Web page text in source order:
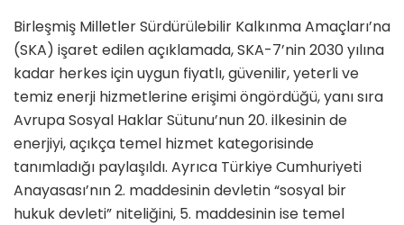
Birleşmiş Milletler Sürdürülebilir Kalkınma Amaçları’na
(SKA) işaret edilen açıklamada, SKA-7’nin 2030 yılına
kadar herkes için uygun fiyatlı, güvenilir, yeterli ve
temiz enerji hizmetlerine erişimi öngördüğü, yanı sıra
Avrupa Sosyal Haklar Sütunu’nun 20. ilkesinin de
enerjiyi, açıkça temel hizmet kategorisinde
tanımladığı paylaşıldı. Ayrıca Türkiye Cumhuriyeti
Anayasası’nın 2. maddesinin devletin “sosyal bir
hukuk devleti” niteliğini, 5. maddesinin ise temel